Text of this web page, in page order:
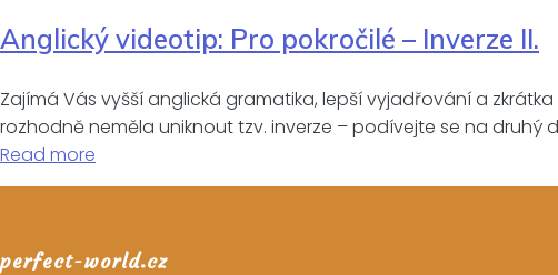
Anglický videotip: Pro pokročilé – Inverze II.
Zajímá Vás vyšší anglická gramatika, lepší vyjadřování a
rozhodně neměla uniknout tzv. inverze – podívejte se na druhý
Read more
perfect-world.cz